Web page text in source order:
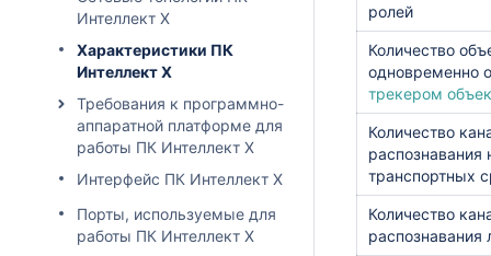
Интеллект X
Характеристики ПК
Интеллект X
Требования к программно-
аппаратной платформе для
работы ПК Интеллект X
Интерфейс ПК Интеллект X
Порты, используемые для
работы ПК Интеллект X
ролей
Количество
одновременно
трекером
Количество
распознавания
транспортных
Количество
распознавания